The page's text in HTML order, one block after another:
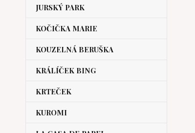
JURSKÝ PARK
KOČIČKA MARIE
KOUZELNÁ BERUŠKA
KRÁLÍČEK BING
KRTEČEK
KUROMI